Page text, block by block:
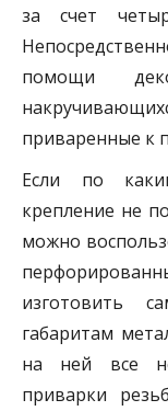
за счет
помощи
приваренные к
Если по
крепление не
можно
изготовить
габаритам
на ней все
приварки